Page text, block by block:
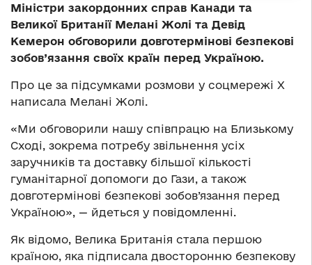
Міністри закордонних справ Канади та
Великої Британії Мелані Жолі та Девід
Кемерон обговорили довготермінові безпекові
зобов’язання своїх країн перед Україною.
Про це за підсумками розмови у соцмережі Х
написала Мелані Жолі.
«Ми обговорили нашу співпрацю на Близькому
Сході, зокрема потребу звільнення усіх
заручників та доставку більшої кількості
гуманітарної допомоги до Гази, а також
довготермінові безпекові зобов’язання перед
Україною», — йдеться у повідомленні.
Як відомо, Велика Британія стала першою
країною, яка підписала двосторонню безпекову